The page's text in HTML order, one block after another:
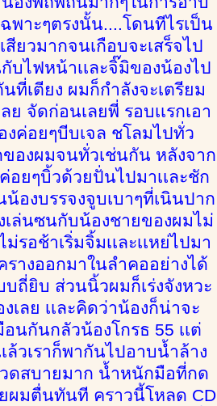
พาะๆตรงนั้น....โดนทีไรเป็น
ยวมากจนเกือบจะเสร็จไป
บไฟหน้าเเละจิ๊มิของน้องไป
ที่เตียง ผมก็กำลังจะเตรียม
จัดก่อนเลยพี่ รอบเเรกเอา
ค่อยๆบีบเจล ชโลมไปทั่ว
ของผมจนทั่วเช่นกัน หลังจาก
ยๆบิ้วด้วยปั่นไปมาเเละชัก
องบรรจงจูบเบาๆที่เนินปาก
เล่นซนกับน้องชายของผมไม่
อช้าเริ่มจิ้มเเละเเหย่ไปมา
รางออกมาในลำคออย่างได้
ถี่ยิบ ส่วนนิ้วผมก็เร่งจังหวะ
เลย เเละคิดว่าน้องก็น่าจะ
นกันกลัวน้องโกรธ 55 เเต่
ล้วเราก็พากันไปอาบน้ำล้าง
ดสบายมาก น้ำหนักมือที่กด
ผมตื่นทันที คราวนี้โหลด CD